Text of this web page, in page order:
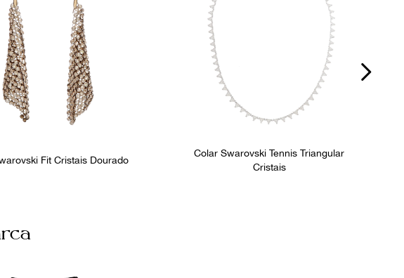
Fit Cristais Dourado
Colar Swarovski Tennis Triangular
Cristais